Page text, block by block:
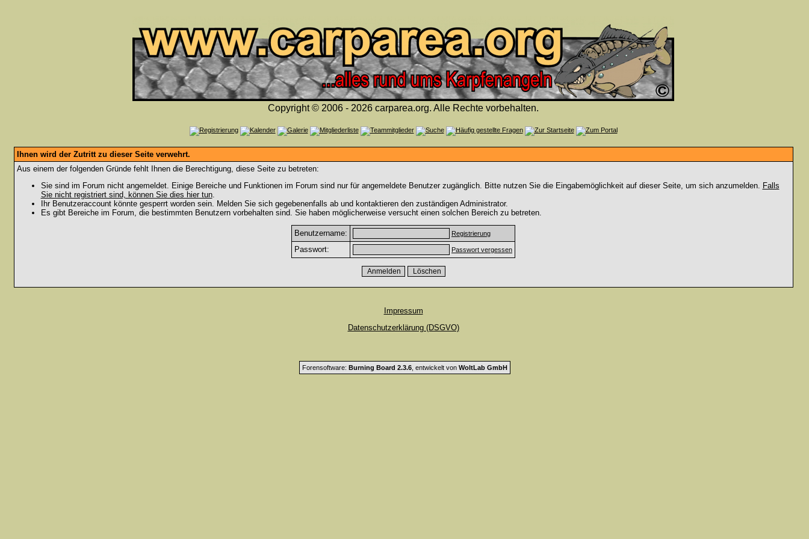
Copyright © 2006 - 2026 carparea.org. Alle Rechte vorbehalten.
Ihnen wird der Zutritt zu dieser Seite verwehrt.
Aus einem der folgenden Gründe fehlt Ihnen die Berechtigung, diese Seite zu betreten:
Sie sind im Forum nicht angemeldet. Einige Bereiche und Funktionen im Forum sind nur für angemeldete Benutzer zugänglich. Bitte nutzen Sie die Eingabemöglichkeit auf dieser Seite, um sich anzumelden. Falls
Sie nicht registriert sind, können Sie dies hier tun.
Ihr Benutzeraccount könnte gesperrt worden sein. Melden Sie sich gegebenenfalls ab und kontaktieren den zuständigen Administrator.
Es gibt Bereiche im Forum, die bestimmten Benutzern vorbehalten sind. Sie haben möglicherweise versucht einen solchen Bereich zu betreten.
Benutzername: Registrierung
Passwort: Passwort vergessen
Impressum
Datenschutzerklärung (DSGVO)
Forensoftware: Burning Board 2.3.6, entwickelt von WoltLab GmbH